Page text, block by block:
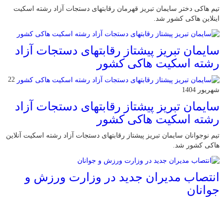
تیم هاکی دختر سایمان تبریز قهرمان رقابتهای دستجات آزاد رشته اسکیت
اینلاین هاکی کشور شد.
سایمان تبریز پیشتاز رقابتهای دستجات آزاد
رشته اسکیت هاکی کشور
22
شهریور 1404
سایمان تبریز پیشتاز رقابتهای دستجات آزاد
رشته اسکیت هاکی کشور
تیم نوجوانان سایمان تبریز پیشتاز رقابتهای دستجات آزاد رشته اسکیت آنلاین
هاکی کشور شد.
انتصاب مدیران جدید در وزارت ورزش و
جوانان